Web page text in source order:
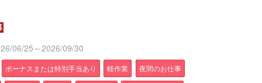
06/25～2026/09/30
ボーナスまたは特別手当あり 軽作業 夜間のお仕事